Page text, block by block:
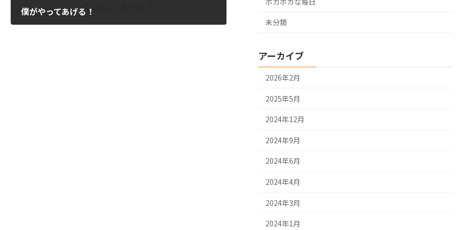
僕がやってあげる！
未分類
アーカイブ
2026年2月
2025年5月
2024年12月
2024年9月
2024年6月
2024年4月
2024年3月
2024年1月